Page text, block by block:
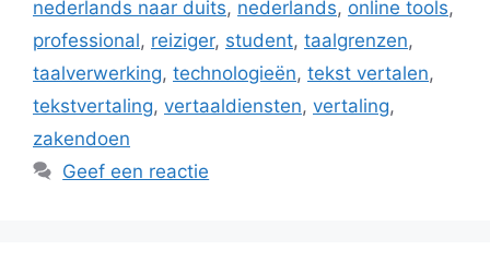
nederlands naar duits, nederlands, online tools,
professional, reiziger, student, taalgrenzen,
taalverwerking, technologieën, tekst vertalen,
tekstvertaling, vertaaldiensten, vertaling,
zakendoen
Geef een reactie